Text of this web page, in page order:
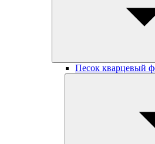
Песок кварцевый